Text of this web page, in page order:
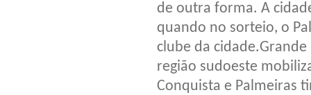
de outra forma. A
quando no sorteio, o
clube da
região sudoeste
Conquista e Palmeiras